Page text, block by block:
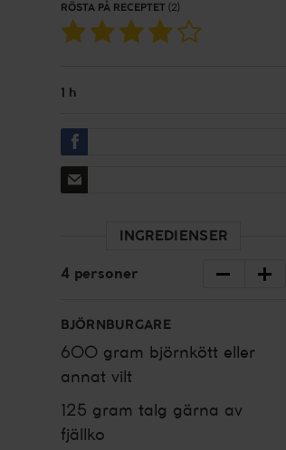
1 h
RÖSTA PÅ RECEPTET(2)
INGREDIENSER
4 personer
BJÖRNBURGARE
600 gram björnkött eller
annat vilt
125 gram talg gärna av
fjällko